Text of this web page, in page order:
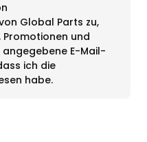
Global Parts zu,
und
E-Mail-
ich die
habe.